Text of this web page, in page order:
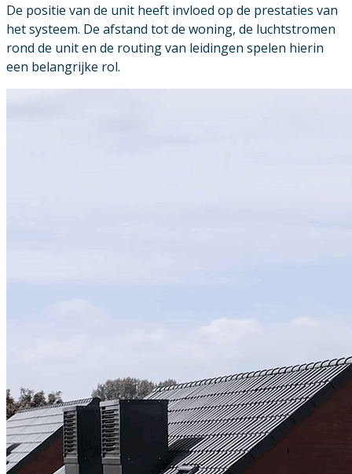
De positie van de unit heeft invloed op de prestaties van
het systeem. De afstand tot de woning, de luchtstromen
rond de unit en de routing van leidingen spelen hierin
een belangrijke rol.